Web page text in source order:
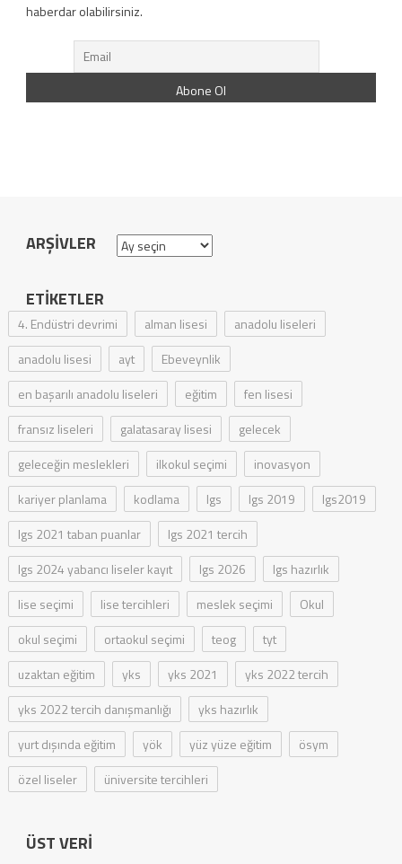
haberdar olabilirsiniz.
ARŞIVLER Arşivler
ETIKETLER
4. Endüstri devrimi alman lisesi
anadolu liseleri
anadolu lisesi
ayt
Ebeveynlik
en başarılı anadolu liseleri
eğitim
fen lisesi
fransız liseleri
galatasaray lisesi
gelecek
geleceğin meslekleri
ilkokul seçimi
inovasyon
kariyer planlama
kodlama lgs lgs 2019
lgs2019
lgs 2021 taban puanlar
lgs 2021 tercih
lgs 2024 yabancı liseler kayıt
lgs 2026
lgs hazırlık
lise seçimi
lise tercihleri meslek seçimi
Okul
okul seçimi
ortaokul seçimi teog
tyt
uzaktan eğitim
yks yks 2021
yks 2022 tercih
yks 2022 tercih danışmanlığı
yks hazırlık
yurt dışında eğitim
yök yüz yüze eğitim
ösym
özel liseler
üniversite tercihleri
ÜST VERI